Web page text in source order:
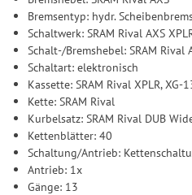
Bremsentyp: hydr.
Schaltwerk: SRAM Rival AXS
Schalt-/Bremshebel: SRAM Rival
Schaltart: elektronisch
Kassette: SRAM Rival XPLR,
Kette: SRAM Rival
Kurbelsatz: SRAM Rival DUB
Kettenblätter: 40
Schaltung/Antrieb:
Antrieb: 1x
Gänge: 13